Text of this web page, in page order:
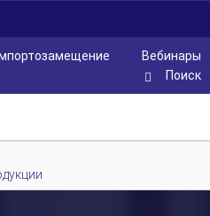
Вебинары
Поиск